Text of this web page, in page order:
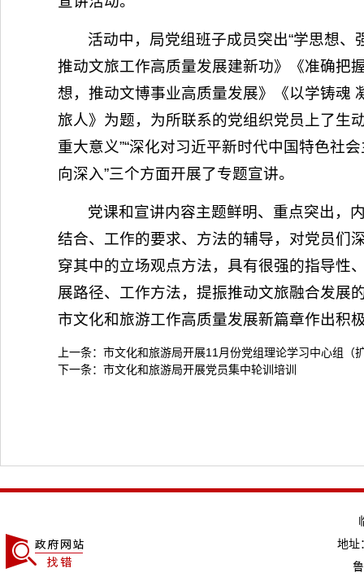
活动中，局党组班子成员突出“学思想
推动文旅工作高质量发展建新功》《准确把
想，推动文博事业高质量发展》《以学铸魂
旅人》为题，为所联系的党组织党员上了生
重大意义”“深化对习近平新时代中国特色社
向深入”三个方面开展了专题宣讲。
党课和宣讲内容主题鲜明、重点突出，
结合、工作的要求、方法的辅导，对党员们
穿其中的立场观点方法，具有很强的指导性
展路径、工作方法，提振推动文旅融合发展
市文化和旅游工作高质量发展新篇章作出积
上一条： 市文化和旅游局开展11月份党组理论学习中心组（
下一条： 市文化和旅游局开展党员集中轮训培训
地址